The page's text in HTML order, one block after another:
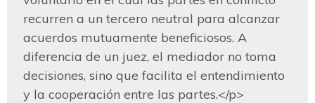
recurren a un tercero neutral para alcanzar
acuerdos mutuamente beneficiosos. A
diferencia de un juez, el mediador no toma
decisiones, sino que facilita el entendimiento
y la cooperación entre las partes.</p>